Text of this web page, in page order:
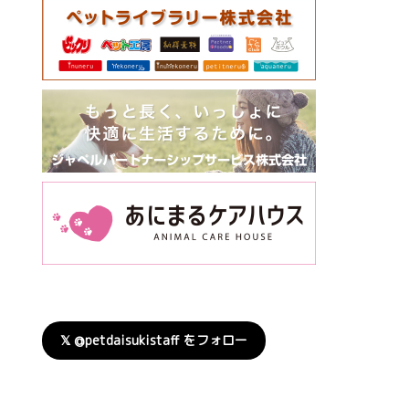
𝕏 @petdaisukistaff をフォロー